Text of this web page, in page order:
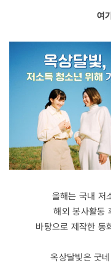
여
올해는 국내 저
해외 봉사활동
바탕으로 제작한
옥상달빛은 굿